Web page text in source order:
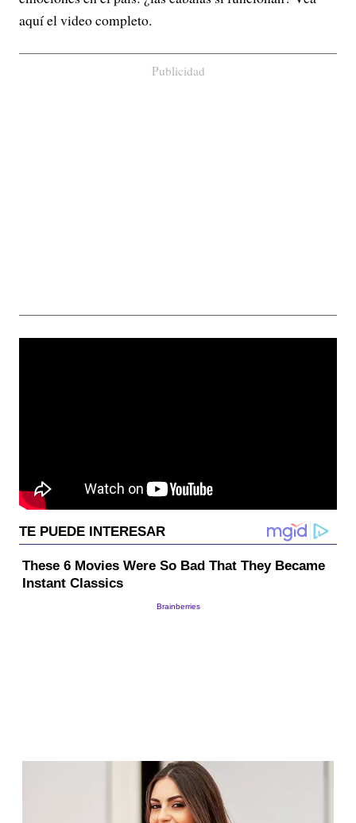
aquí el video completo.
Publicidad